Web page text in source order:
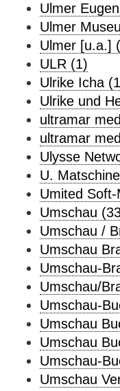
Ulmer
Ulmer
Ulmer [u.a.]
ULR (1)
Ulrike Icha
Ulrike und
ultramar
ultramar
Ulysse
U.
Umited
Umschau
Umschau /
Umschau
Umschau-
Umschau/
Umschau-
Umschau
Umschau
Umschau-
Umschau